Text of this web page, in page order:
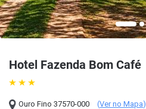
Hotel Fazenda Bom Café
Ouro Fino 37570-000 (Ver no Mapa)